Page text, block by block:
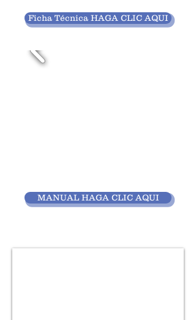
Ficha Técnica HAGA CLIC AQUI
MANUAL HAGA CLIC AQUI